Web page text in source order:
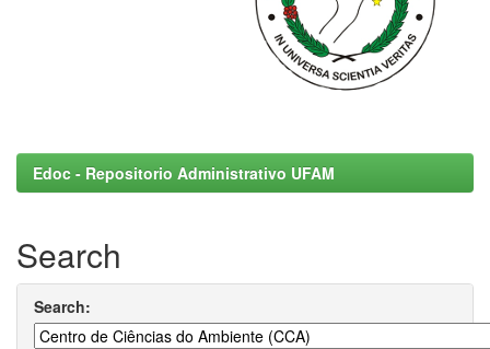
Edoc - Repositorio Administrativo UFAM
Search
Search: